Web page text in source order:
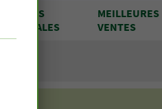
OFFRES
SPÉCIALES
MEILLEURES
VENTES